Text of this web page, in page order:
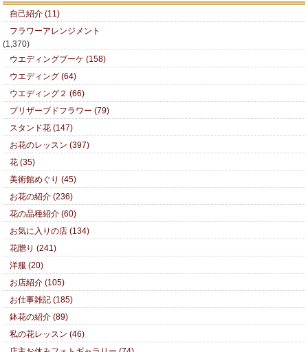
自己紹介 (11)
フラワーアレンジメント
(1,370)
ウエディングブーケ (158)
ウエディング (64)
ウエディング２ (66)
プリザーブドフラワー (79)
スタンド花 (147)
お花のレッスン (397)
花 (35)
美術館めぐり (45)
お花の紹介 (236)
花の品種紹介 (60)
お気に入りの店 (134)
花贈り (241)
洋服 (20)
お店紹介 (105)
お仕事雑記 (185)
鉢花の紹介 (89)
私の花レッスン (46)